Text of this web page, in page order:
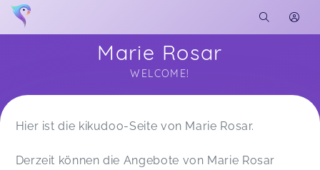
Marie Rosar
WELCOME!
Soon you will learn more about me here...
Hier ist die kikudoo-Seite von Marie Rosar.
Derzeit können die Angebote von Marie Rosar